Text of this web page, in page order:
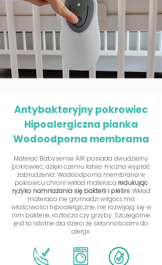
Antybakteryjny pokrowiec
Hipoalergiczna pianka
Wodoodporna membrama
Materac Babysense AIR posiada dwudzielny
pokrowiec, dzięki czemu łatwo można wyprać
zabrudzenia. Wodoodporna membrana w
pokrowcu chroni wkład materaca redukując
ryzyko namnażania się bakterii i pleśni. Wkład
materaca nie gromadzi wilgoci, ma
właściwości hipoalergiczne, nie rozwijają się w
nim bakterie, roztocza czy grzyby. Szczególnie
jest to istotne dla dzieci ze skłonnościami do
alergii.